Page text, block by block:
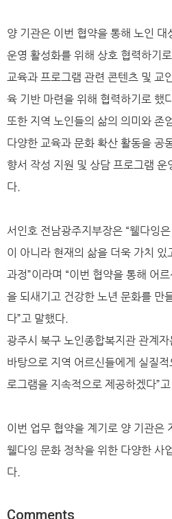
양 기관은 이번 협약을 통해 노인
운영 활성화를 위해 상호 협력하기
교육과 프로그램 관련 콘텐츠 및 교
육 기반 마련을 위해 협력하기로 했
또한 지역 노인들의 삶의 의미와 존
다양한 교육과 문화 확산 활동을 공
향서 작성 지원 및 상담 프로그램 운
다.
서인호 전남광주지부장은 “웰다잉
이 아니라 현재의 삶을 더욱 가치
과정”이라며 “이번 협약을 통해 어
을 되새기고 건강한 노년 문화를 만
다”고 말했다.
광주시 북구 노인종합복지관 관계
바탕으로 지역 어르신들에게 실질
로그램을 지속적으로 제공하겠다”
이번 업무 협약을 계기로 양 기관은
웰다잉 문화 정착을 위한 다양한 사
다.
Comments